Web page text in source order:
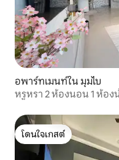
อพาร์ทเมนท์ใน มุมไบ
หรูหรา 2 ห้องนอน 1 ห้องน้
โดนใจเกสต์
โดนใจเกสต์